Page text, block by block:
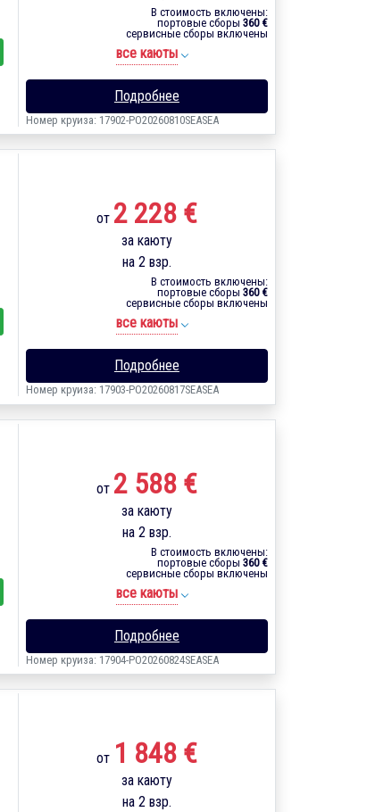
В стоимость включены:
портовые сборы 360 €
сервисные сборы включены
все каюты
Подробнее
Номер круиза: 17902-PO20260810SEASEA
от 2 228 €
за каюту
на 2 взр.
В стоимость включены:
портовые сборы 360 €
сервисные сборы включены
все каюты
Подробнее
Номер круиза: 17903-PO20260817SEASEA
от 2 588 €
за каюту
на 2 взр.
В стоимость включены:
портовые сборы 360 €
сервисные сборы включены
все каюты
Подробнее
Номер круиза: 17904-PO20260824SEASEA
от 1 848 €
за каюту
на 2 взр.